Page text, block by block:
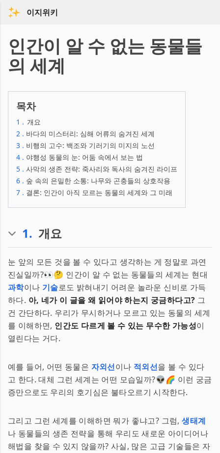
이지위키
인간이 알 수 없는 동물들
의 세계
목차
1 . 개요
2 . 바다의 미스터리: 심해 어류의 숨겨진 세계
3 . 비행의 고수: 백조와 기러기의 미지의 노선
4 . 야행성 동물의 눈: 어둠 속에서 보는 법
5 . 사막의 생존 전략: 죽사리와 독사의 숨겨진 라이프
6 . 숲 속의 은밀한 소통: 나무와 곤충들의 상호작용
7 . 결론: 인간이 아직 모르는 동물의 세계와 그 미래
1. 개요
눈 앞의 모든 것을 볼 수 있다고 생각하는 게 정말로 과연
진실일까?👀🤔 인간이 알 수 없는 동물들의 세계는 현대
과학이나 기술로도 밝혀내기 어려운 놀라운 신비로 가득
하다. 아, 네가 이 글을 왜 읽어야 하는지 궁금하다고? 그
건 간단하다. 우리가 무시하거나 모르고 있는 동물의 세계
를 이해하면, 인간도 다르게 볼 수 있는 무수한 가능성이
열린다는 거다.
예를 들어, 어떤 동물은 자외선이나 적외선을 볼 수 있다
고 한다. 대체 그런 세계는 어떤 모습일까?👽🌈 이런 궁금
증만으로도 우리의 호기심은 불타오르기 시작한다.
그리고 그런 세계를 이해하면 뭐가 좋냐고? 그럼,생태계
나 동물들의 생존 전략을 통해 우리도 새로운 아이디어나
해법을 찾을 수 있지 않을까? 사실, 많은 고급 기술들은 자